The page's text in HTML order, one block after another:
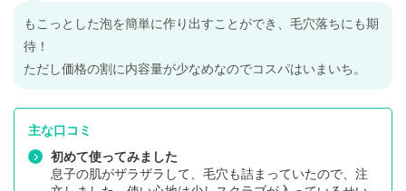
もこっとした泡を簡単に作り出すことができ、毛穴落ちにも期
待！
ただし価格の割に内容量が少なめなのでコスパはいまいち。
主な口コミ
初めて使ってみました
息子の肌がザラザラして、毛穴も詰まっていたので、注